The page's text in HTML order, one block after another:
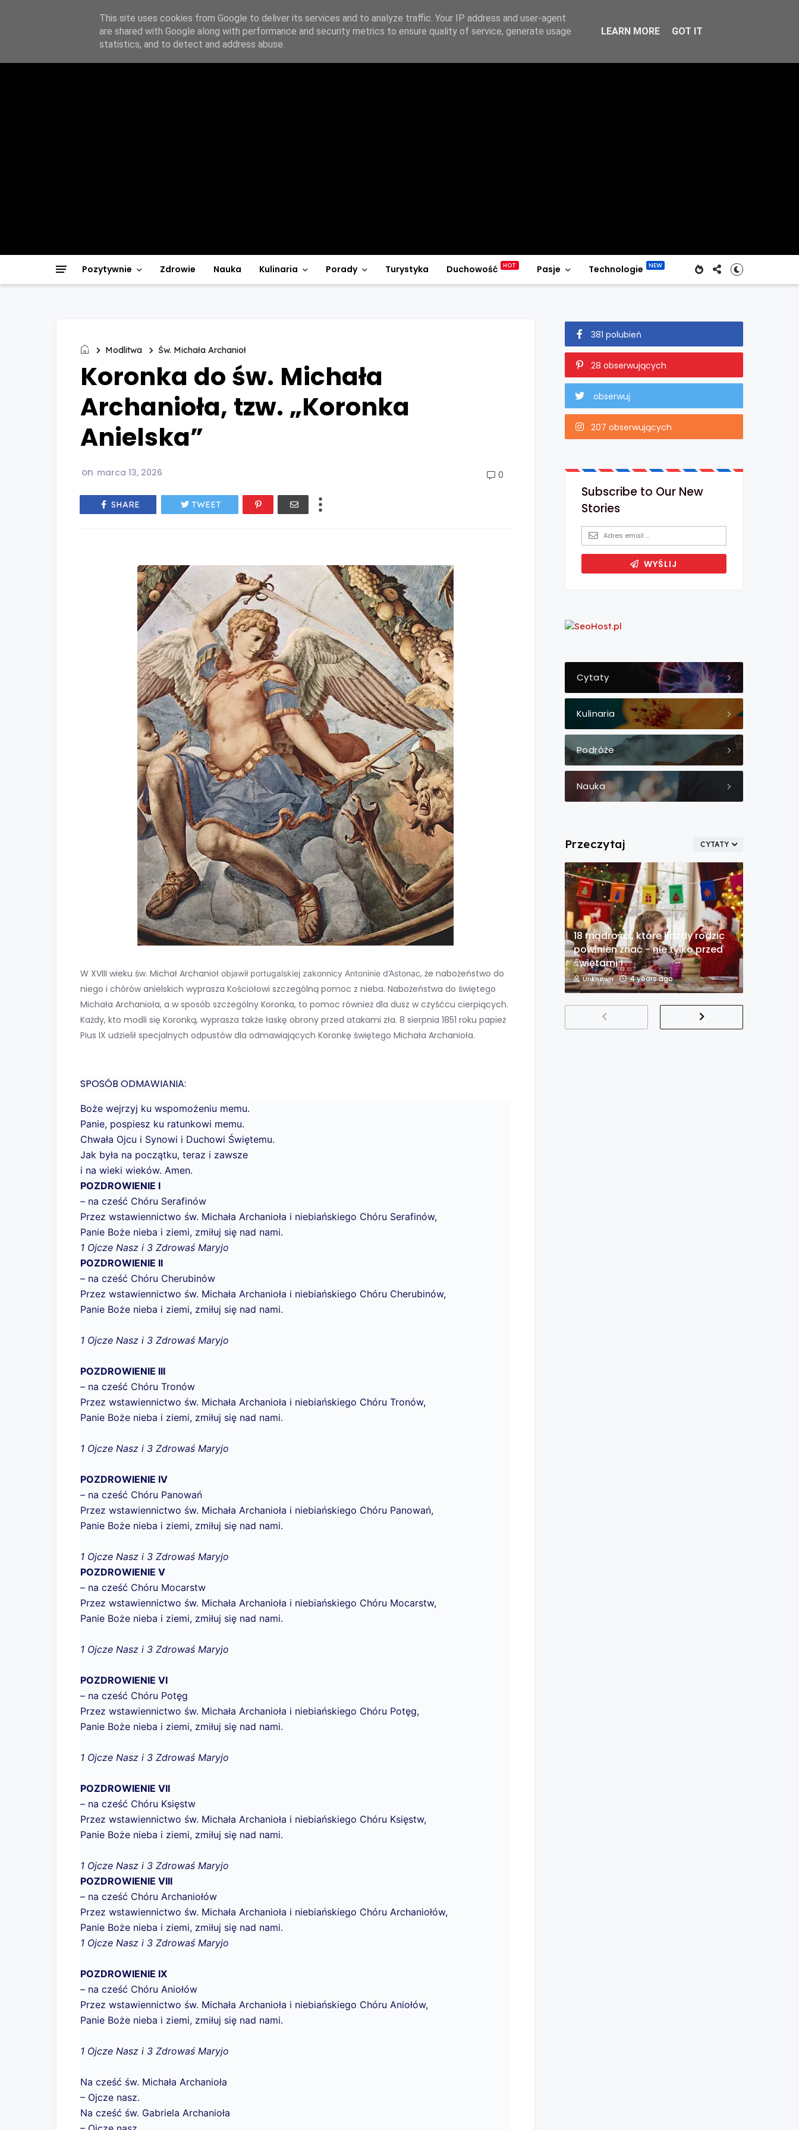
Z notatnika O MNIE PODAJ DALEJ ŹRÓDŁA KONTAKT
Pozytywnie Zdrowie Nauka Kulinaria Porady Turystyka Duchowość Pasje Technologie
Modlitwa Św. Michała Archanioł
Koronka do św. Michała
Archanioła, tzw. „Koronka
Anielska”
on marca 13, 2026 0
SHARE TWEET
W XVIII wieku św. Michał Archanioł objawił portugalskiej zakonnicy Antoninie d’Astonac, że nabożeństwo do
niego i chórów anielskich wyprasza Kościołowi szczególną pomoc z nieba. Nabożeństwa do świętego
Michała Archanioła, a w sposób szczególny Koronka, to pomoc również dla dusz w czyśćcu cierpiących.
Każdy, kto modli się Koronką, wyprasza także łaskę obrony przed atakami zła. 8 sierpnia 1851 roku papież
Pius IX udzielił specjalnych odpustów dla odmawiających Koronkę świętego Michała Archanioła.
SPOSÓB ODMAWIANIA:
Boże wejrzyj ku wspomożeniu memu.
Panie, pospiesz ku ratunkowi memu.
Chwała Ojcu i Synowi i Duchowi Świętemu.
Jak była na początku, teraz i zawsze
i na wieki wieków. Amen.
POZDROWIENIE I
– na cześć Chóru Serafinów
Przez wstawiennictwo św. Michała Archanioła i niebiańskiego Chóru Serafinów,
Panie Boże nieba i ziemi, zmiłuj się nad nami.
1 Ojcze Nasz i 3 Zdrowaś Maryjo
POZDROWIENIE II
– na cześć Chóru Cherubinów
Przez wstawiennictwo św. Michała Archanioła i niebiańskiego Chóru Cherubinów,
Panie Boże nieba i ziemi, zmiłuj się nad nami.
1 Ojcze Nasz i 3 Zdrowaś Maryjo
POZDROWIENIE III
– na cześć Chóru Tronów
Przez wstawiennictwo św. Michała Archanioła i niebiańskiego Chóru Tronów,
Panie Boże nieba i ziemi, zmiłuj się nad nami.
1 Ojcze Nasz i 3 Zdrowaś Maryjo
POZDROWIENIE IV
– na cześć Chóru Panowań
Przez wstawiennictwo św. Michała Archanioła i niebiańskiego Chóru Panowań,
Panie Boże nieba i ziemi, zmiłuj się nad nami.
1 Ojcze Nasz i 3 Zdrowaś Maryjo
POZDROWIENIE V
– na cześć Chóru Mocarstw
Przez wstawiennictwo św. Michała Archanioła i niebiańskiego Chóru Mocarstw,
Panie Boże nieba i ziemi, zmiłuj się nad nami.
1 Ojcze Nasz i 3 Zdrowaś Maryjo
POZDROWIENIE VI
– na cześć Chóru Potęg
Przez wstawiennictwo św. Michała Archanioła i niebiańskiego Chóru Potęg,
Panie Boże nieba i ziemi, zmiłuj się nad nami.
1 Ojcze Nasz i 3 Zdrowaś Maryjo
POZDROWIENIE VII
– na cześć Chóru Księstw
Przez wstawiennictwo św. Michała Archanioła i niebiańskiego Chóru Księstw,
Panie Boże nieba i ziemi, zmiłuj się nad nami.
1 Ojcze Nasz i 3 Zdrowaś Maryjo
POZDROWIENIE VIII
– na cześć Chóru Archaniołów
Przez wstawiennictwo św. Michała Archanioła i niebiańskiego Chóru Archaniołów,
Panie Boże nieba i ziemi, zmiłuj się nad nami.
1 Ojcze Nasz i 3 Zdrowaś Maryjo
POZDROWIENIE IX
– na cześć Chóru Aniołów
Przez wstawiennictwo św. Michała Archanioła i niebiańskiego Chóru Aniołów,
Panie Boże nieba i ziemi, zmiłuj się nad nami.
1 Ojcze Nasz i 3 Zdrowaś Maryjo
Na cześć św. Michała Archanioła
– Ojcze nasz.
Na cześć św. Gabriela Archanioła
381 polubień
28 obserwujących
obserwuj
207 obserwujących
Cytaty
Kulinaria
Podróże
Nauka
CYTATY
Przeczytaj
18 mądrości, które każdy rodzic
powinien znać - nie tylko przed
świętami !
Unknown 4 years ago
This site uses cookies from Google to deliver its services and to analyze traffic. Your IP address and user-agent
are shared with Google along with performance and security metrics to ensure quality of service, generate usage
statistics, and to detect and address abuse.
LEARN MORE GOT IT